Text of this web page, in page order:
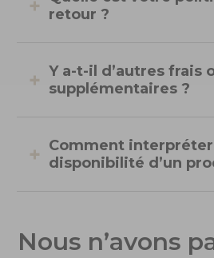
retour ?
Y a-t-il d’autres frais
supplémentaires ?
Comment interpréter
disponibilité d’un
Nous n’avons